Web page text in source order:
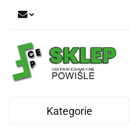
Kategorie